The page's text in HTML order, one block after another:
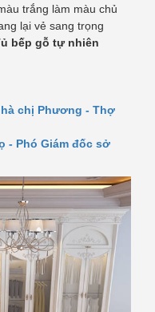
trắng làm màu chủ
lại vẻ sang trọng
bếp gỗ tự nhiên
chị Phương - Thợ
- Phó Giám đốc sở